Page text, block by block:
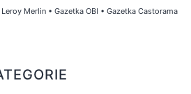
Merlin • Gazetka OBI • Gazetka Castorama